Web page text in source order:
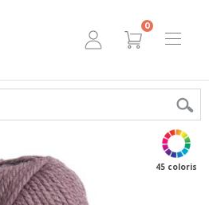
0
45 coloris